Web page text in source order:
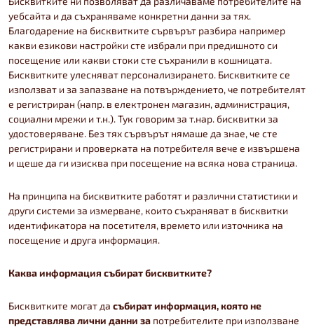
уебсайта и да съхраняваме конкретни данни за тях.
Благодарение на бисквитките сървърът разбира например
какви езикови настройки сте избрали при предишното си
посещение или какви стоки сте съхранили в кошницата.
Бисквитките улесняват персонализирането. Бисквитките се
използват и за запазване на потвърждението, че потребителят
е регистриран (напр. в електронен магазин, администрация,
социални мрежи и т.н.). Тук говорим за т.нар. бисквитки за
удостоверяване. Без тях сървърът нямаше да знае, че сте
регистрирани и проверката на потребителя вече е извършена
и щеше да ги изисква при посещение на всяка нова страница.
На принципа на бисквитките работят и различни статистики и
други системи за измерване, които съхраняват в бисквитки
идентификатора на посетителя, времето или източника на
посещение и друга информация.
Каква информация събират бисквитките?
Бисквитките могат да събират информация, която не
представлява лични данни за потребителите при използване